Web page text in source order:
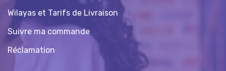
Wilayas et Tarifs de Livraison
Suivre ma commande
Réclamation